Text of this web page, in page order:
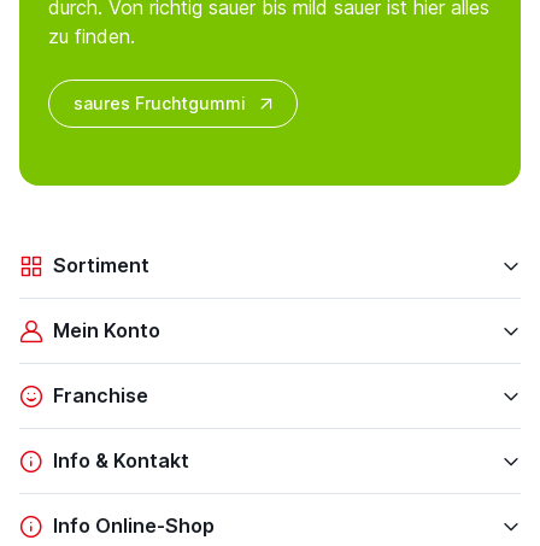
durch. Von richtig sauer bis mild sauer ist hier alles
zu finden.
saures Fruchtgummi
Sortiment
Mein Konto
Franchise
Info & Kontakt
Info Online-Shop